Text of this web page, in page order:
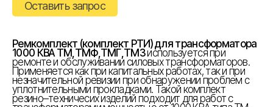
Оставить запрос
Ремкомплект (комплект РТИ) для трансформатора
1000 КВА ТМ,ТМФ,ТМГ,ТМЗиспользуется при
ремонте и обслуживании силовых трансформаторов.
Применяется как при капитальных работах, так и при
незначительной ревизии при обнаружении проблем с
уплотнительными прокладками. Такой комплект
резино–техничесих изделий подходит для работ с